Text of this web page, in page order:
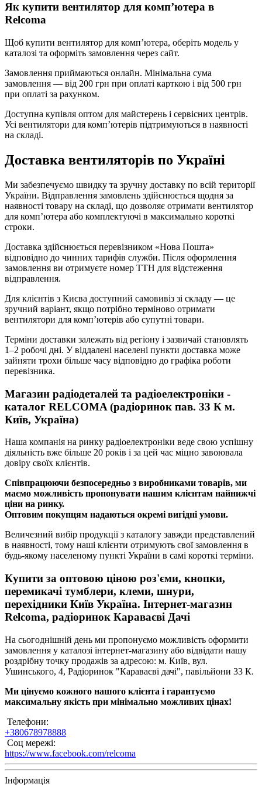
Як купити вентилятор для комп’ютера в
Relcoma
Щоб купити вентилятор для комп’ютера, оберіть модель у
каталозі та оформіть замовлення через сайт.
Замовлення приймаються онлайн. Мінімальна сума
замовлення — від 200 грн при оплаті карткою і від 500 грн
при оплаті за рахунком.
Доступна купівля оптом для майстерень і сервісних центрів.
Усі вентилятори для комп’ютерів підтримуються в наявності
на складі.
Доставка вентиляторів по Україні
Ми забезпечуємо швидку та зручну доставку по всій території
України. Відправлення замовлень здійснюється щодня за
наявності товару на складі, що дозволяє отримати вентилятор
для комп’ютера або комплектуючі в максимально короткі
строки.
Доставка здійснюється перевізником «Нова Пошта»
відповідно до чинних тарифів служби. Після оформлення
замовлення ви отримуєте номер ТТН для відстеження
відправлення.
Для клієнтів з Києва доступний самовивіз зі складу — це
зручний варіант, якщо потрібно терміново отримати
вентилятори для комп’ютерів або супутні товари.
Терміни доставки залежать від регіону і зазвичай становлять
1–2 робочі дні. У віддалені населені пункти доставка може
зайняти трохи більше часу відповідно до графіка роботи
перевізника.
Магазин радіодеталей та радіоелектроніки -
каталог RELCOMA (радіоринок пав. 33 К м.
Київ, Україна)
Наша компанія на ринку радіоелектроніки веде свою успішну
діяльність вже більше 20 років і за цей час міцно завоювала
довіру своїх клієнтів.
Співпрацюючи безпосередньо з виробниками товарів, ми
маємо можливість пропонувати нашим клієнтам найнижчі
ціни на ринку.
Оптовим покупцям надаються окремі вигідні умови.
Величезний вибір продукції з каталогу завжди представлений
в наявності, тому наші клієнти отримують свої замовлення в
будь-якому населеному пункті України в самі короткі терміни.
Купити за оптовою ціною роз'єми, кнопки,
перемикачі тумблери, клеми, шнури,
перехідники Київ Україна. Інтернет-магазин
Relcoma, радіоринок Караваєві Дачі
На сьогоднішній день ми пропонуємо можливість оформити
замовлення у каталозі інтернет-магазину або відвідати нашу
роздрібну точку продажів за адресою: м. Київ, вул.
Ушинського, 4, Радіоринок "Караваєві дачі", павільйони 33 К.
Ми цінуємо кожного нашого клієнта і гарантуємо
максимальну якість при мінімально можливих цінах!
Телефони:
+380678978888
Соц мережі:
https://www.facebook.com/relcoma
Інформація